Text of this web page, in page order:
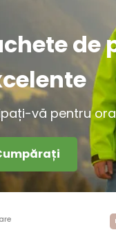
de
vă pentru